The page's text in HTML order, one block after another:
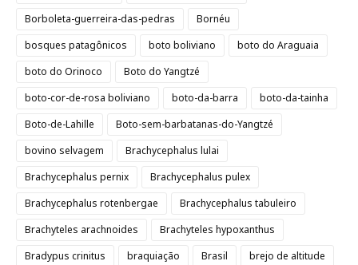
Borboleta-guerreira-das-pedras
Bornéu
bosques patagônicos
boto boliviano
boto do Araguaia
boto do Orinoco
Boto do Yangtzé
boto-cor-de-rosa boliviano
boto-da-barra
boto-da-tainha
Boto-de-Lahille
Boto-sem-barbatanas-do-Yangtzé
bovino selvagem
Brachycephalus lulai
Brachycephalus pernix
Brachycephalus pulex
Brachycephalus rotenbergae
Brachycephalus tabuleiro
Brachyteles arachnoides
Brachyteles hypoxanthus
Bradypus crinitus
braquiação Brasil
brejo de altitude